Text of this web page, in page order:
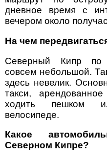
дневное время с
вечером около
На чем
Северный Кипр по
совсем небольшой.
здесь невелик.
такси,
ходить пешком
велосипеде.
Какое
Северном Кипре?